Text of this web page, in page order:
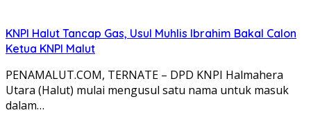
KNPI Halut Tancap Gas, Usul Muhlis Ibrahim Bakal Calon
Ketua KNPI Malut
PENAMALUT.COM, TERNATE – DPD KNPI Halmahera
Utara (Halut) mulai mengusul satu nama untuk masuk
dalam…